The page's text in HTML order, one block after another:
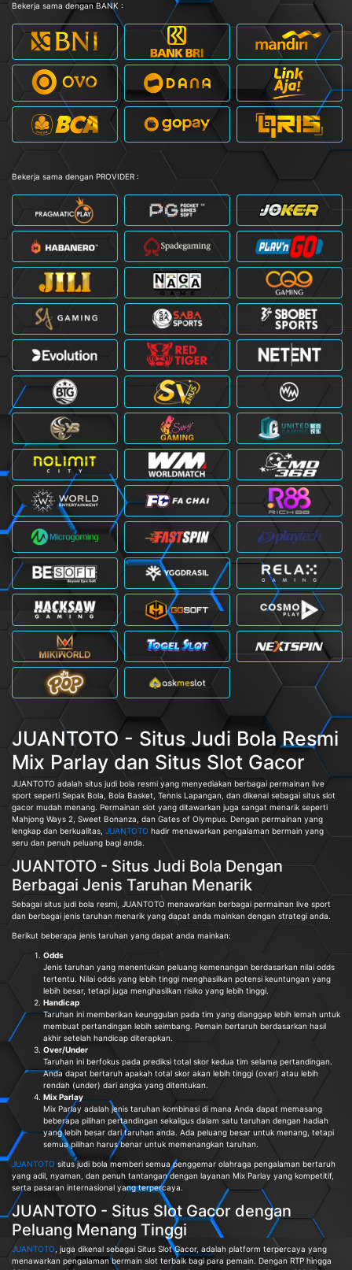
Bekerja sama dengan BANK :
Bekerja sama dengan PROVIDER :
JUANTOTO - Situs Judi Bola Resmi
Mix Parlay dan Situs Slot Gacor
JUANTOTO adalah situs judi bola resmi yang menyediakan berbagai permainan live
sport seperti Sepak Bola, Bola Basket, Tennis Lapangan, dan dikenal sebagai situs slot
gacor mudah menang. Permainan slot yang ditawarkan juga sangat menarik seperti
Mahjong Ways 2, Sweet Bonanza, dan Gates of Olympus. Dengan permainan yang
lengkap dan berkualitas, JUANTOTO hadir menawarkan pengalaman bermain yang
seru dan penuh peluang bagi anda.
JUANTOTO - Situs Judi Bola Dengan
Berbagai Jenis Taruhan Menarik
Sebagai situs judi bola resmi, JUANTOTO menawarkan berbagai permainan live sport
dan berbagai jenis taruhan menarik yang dapat anda mainkan dengan strategi anda.
Berikut beberapa jenis taruhan yang dapat anda mainkan:
Odds
Jenis taruhan yang menentukan peluang kemenangan berdasarkan nilai odds
tertentu. Nilai odds yang lebih tinggi menghasilkan potensi keuntungan yang
lebih besar, tetapi juga menghasilkan risiko yang lebih tinggi.
Handicap
Taruhan ini memberikan keunggulan pada tim yang dianggap lebih lemah untuk
membuat pertandingan lebih seimbang. Pemain bertaruh berdasarkan hasil
akhir setelah handicap diterapkan.
Over/Under
Taruhan ini berfokus pada prediksi total skor kedua tim selama pertandingan.
Anda dapat bertaruh apakah total skor akan lebih tinggi (over) atau lebih
rendah (under) dari angka yang ditentukan.
Mix Parlay
Mix Parlay adalah jenis taruhan kombinasi di mana Anda dapat memasang
beberapa pilihan pertandingan sekaligus dalam satu taruhan dengan hadiah
yang lebih besar dari taruhan anda. Ada peluang besar untuk menang, tetapi
semua pilihan harus benar untuk memenangkan taruhan.
JUANTOTO situs judi bola memberi semua penggemar olahraga pengalaman bertaruh
yang adil, nyaman, dan penuh tantangan dengan layanan Mix Parlay yang kompetitif,
serta pasaran internasional yang terpercaya.
JUANTOTO - Situs Slot Gacor dengan
Peluang Menang Tinggi
JUANTOTO , juga dikenal sebagai Situs Slot Gacor, adalah platform terpercaya yang
menawarkan pengalaman bermain slot terbaik bagi para pemain. Dengan RTP hingga